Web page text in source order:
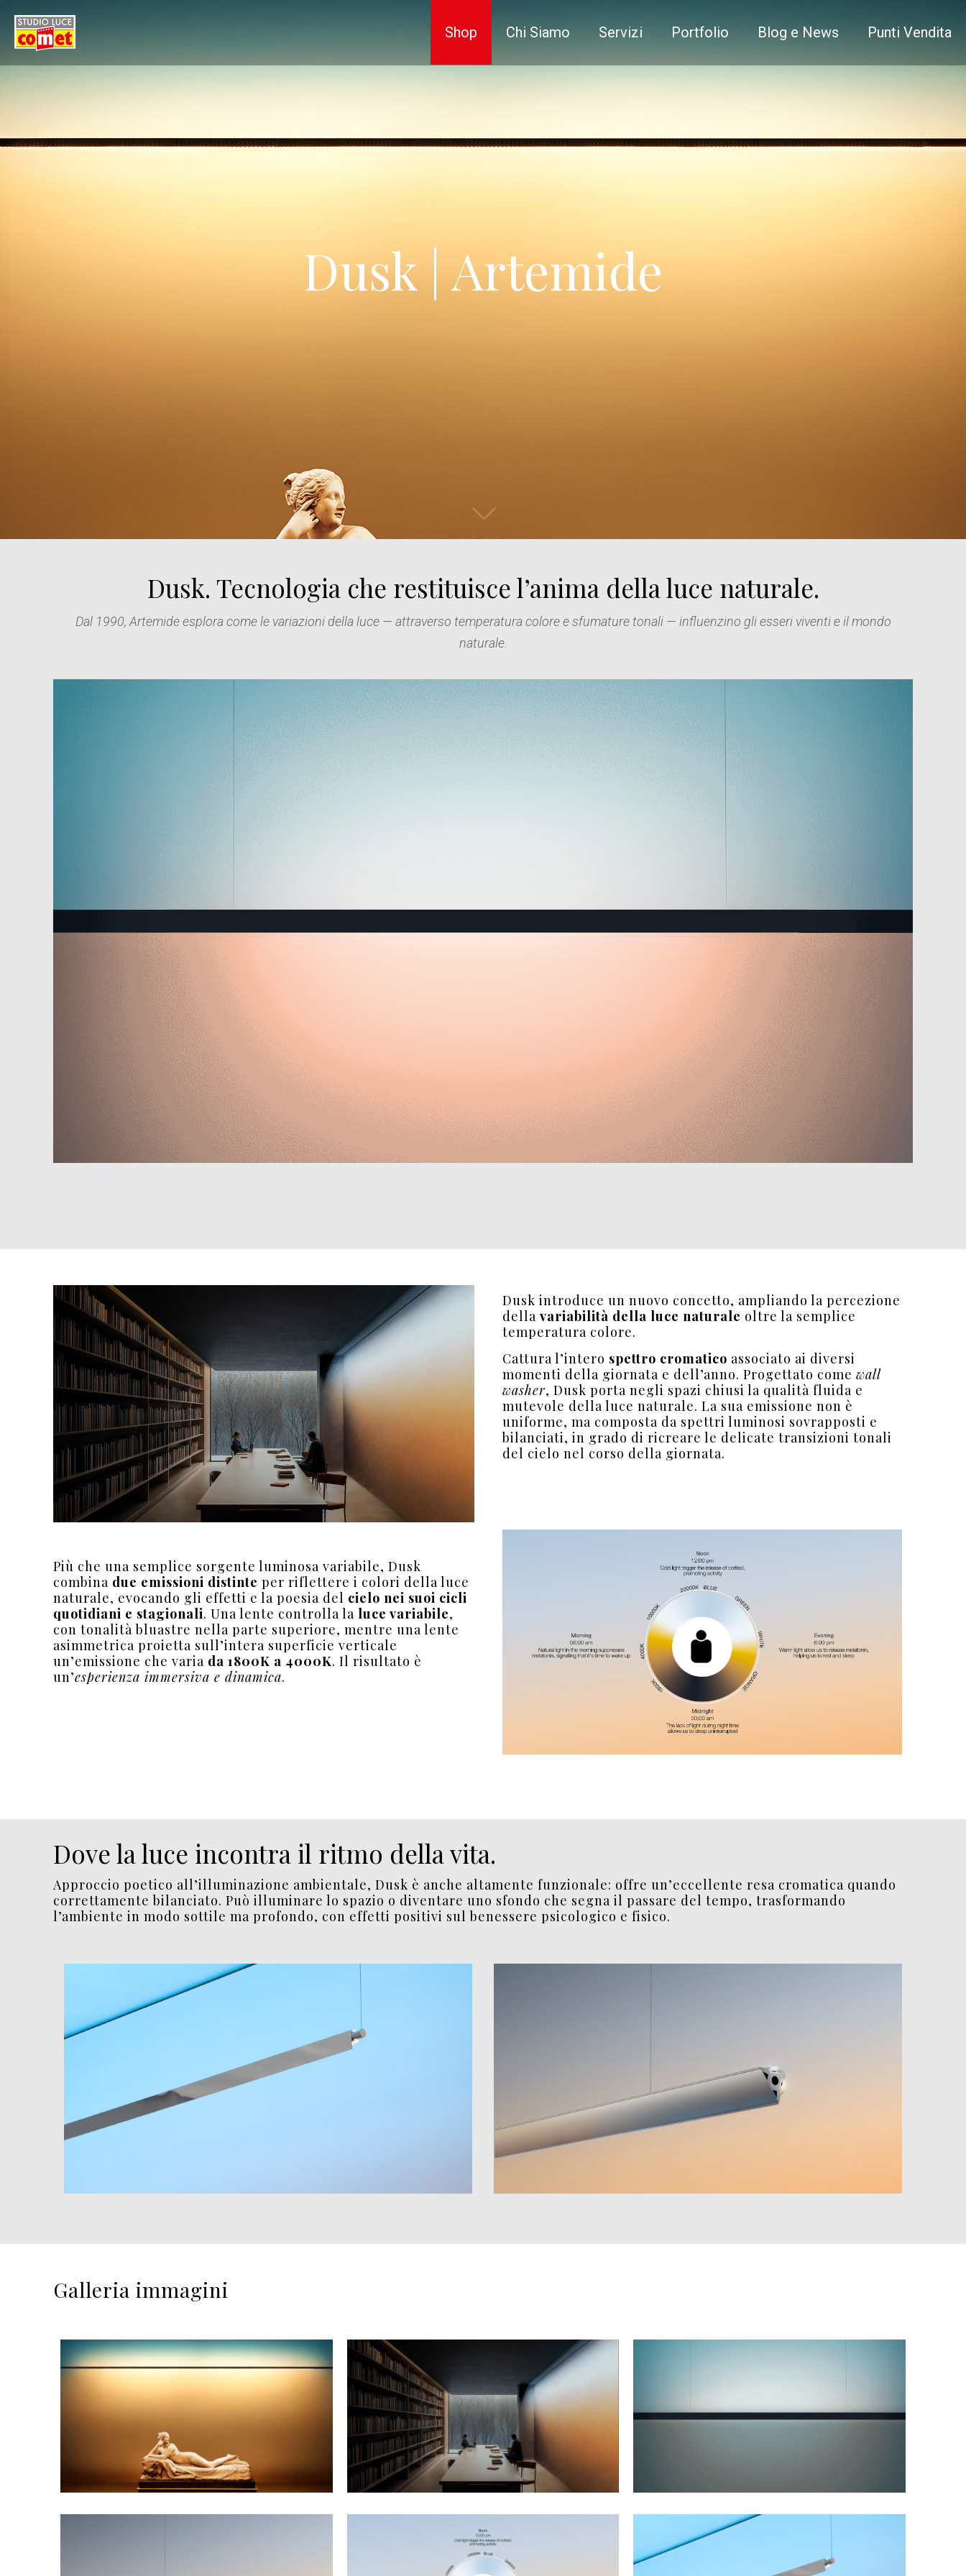
Shop Chi Siamo Servizi Portfolio Blog e News Punti Vendita
Dusk | Artemide
Dusk. Tecnologia che restituisce l’anima della luce naturale.
Dal 1990, Artemide esplora come le variazioni della luce — attraverso temperatura colore e sfumature tonali — influenzino gli esseri viventi e il mondo
naturale.
Più che una semplice sorgente luminosa variabile, Dusk
combina due emissioni distinte per riflettere i colori della luce
naturale, evocando gli effetti e la poesia del cielo nei suoi cicli
quotidiani e stagionali. Una lente controlla la luce variabile,
con tonalità bluastre nella parte superiore, mentre una lente
asimmetrica proietta sull’intera superficie verticale
un’emissione che varia da 1800K a 4000K. Il risultato è
un’esperienza immersiva e dinamica.
Dusk introduce un nuovo concetto, ampliando la percezione
della variabilità della luce naturale oltre la semplice
temperatura colore.
Cattura l’intero spettro cromatico associato ai diversi
momenti della giornata e dell’anno. Progettato come wall
washer, Dusk porta negli spazi chiusi la qualità fluida e
mutevole della luce naturale. La sua emissione non è
uniforme, ma composta da spettri luminosi sovrapposti e
bilanciati, in grado di ricreare le delicate transizioni tonali
del cielo nel corso della giornata.
Dove la luce incontra il ritmo della vita.
Approccio poetico all’illuminazione ambientale, Dusk è anche altamente funzionale: offre un’eccellente resa cromatica quando
correttamente bilanciato. Può illuminare lo spazio o diventare uno sfondo che segna il passare del tempo, trasformando
l’ambiente in modo sottile ma profondo, con effetti positivi sul benessere psicologico e fisico.
Galleria immagini